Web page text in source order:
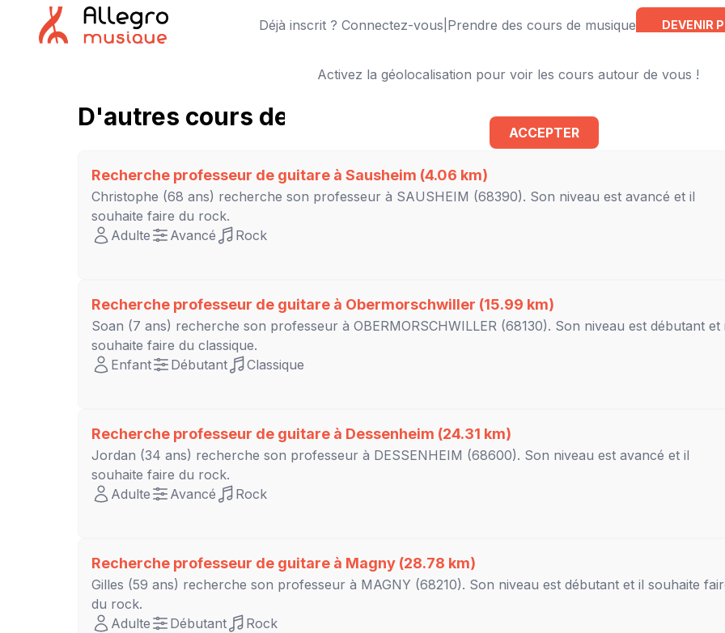
Déjà inscrit ? Connectez-vous Prendre des cours de musique DEVENIR
Activez la géolocalisation pour voir les cours autour de vous !
ACCEPTER
D'autres cours de guitare à proximité
Recherche professeur de guitare à Sausheim (4.06 km)
Christophe (68 ans) recherche son professeur à SAUSHEIM (68390). Son niveau est avancé et il
souhaite faire du rock.
Adulte
Avancé Rock
Recherche professeur de guitare à Obermorschwiller (15.99 km)
Soan (7 ans) recherche son professeur à OBERMORSCHWILLER (68130). Son niveau est débutant et
souhaite faire du classique.
Enfant
Débutant Classique
Recherche professeur de guitare à Dessenheim (24.31 km)
Jordan (34 ans) recherche son professeur à DESSENHEIM (68600). Son niveau est avancé et il
souhaite faire du rock.
Adulte
Avancé Rock
Recherche professeur de guitare à Magny (28.78 km)
Gilles (59 ans) recherche son professeur à MAGNY (68210). Son niveau est débutant et il souhaite
du rock.
Adulte
Débutant Rock